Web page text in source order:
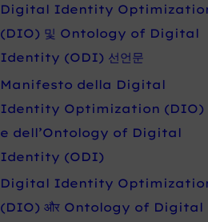
Digital Identity
(DIO) 및 Ontology of Digital
Identity (ODI) 선언문
Manifesto della Digital
Identity Optimization (DIO)
e dell’Ontology of Digital
Identity (ODI)
Digital Identity
(DIO) और Ontology of Digital